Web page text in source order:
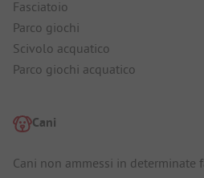
Fasciatoio
Parco giochi
Scivolo acquatico
Parco giochi acquatico
Cani
Cani non ammessi in determinate